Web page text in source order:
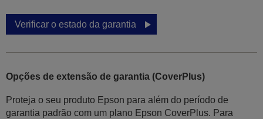
Verificar o estado da garantia
Opções de extensão de garantia (CoverPlus)
Proteja o seu produto Epson para além do período de
garantia padrão com um plano Epson CoverPlus. Para